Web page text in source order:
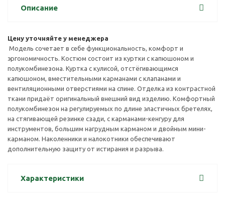
Поделиться
Описание
Цену уточняйте у менеджера
Модель сочетает в себе функциональность, комфорт и
эргономичность. Костюм состоит из куртки с капюшоном и
полукомбинезона. Куртка с кулисой, отстёгивающимся
капюшоном, вместительными карманами с клапанами и
вентиляционными отверстиями на спине. Отделка из контрастной
ткани придаёт оригинальный внешний вид изделию. Комфортный
полукомбинезон на регулируемых по длине эластичных бретелях,
на стягивающей резинке сзади, с карманами-кенгуру для
инструментов, большим нагрудным карманом и двойным мини-
карманом. Наколенники и налокотники обеспечивают
дополнительную защиту от истирания и разрыва.
Характеристики